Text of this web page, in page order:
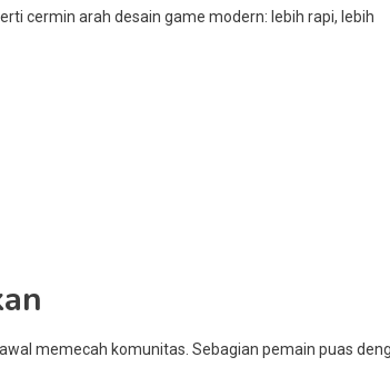
cermin arah desain game modern: lebih rapi, lebih
memecah komunitas. Sebagian pemain puas